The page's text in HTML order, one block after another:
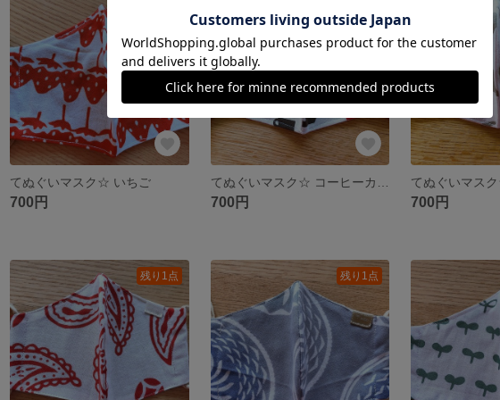
てぬぐいマスク☆ いちご
700円 700円
てぬぐいマス
700円
残り1点 残り1点